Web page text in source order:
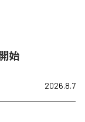
始
2026.8.7